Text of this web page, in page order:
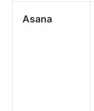
Asana